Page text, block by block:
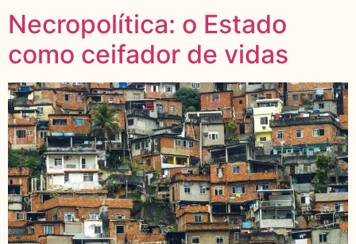
Necropolítica: o Estado
como ceifador de vidas